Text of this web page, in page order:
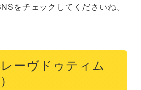
をチェックしてくださいね。
レーヴドゥティム